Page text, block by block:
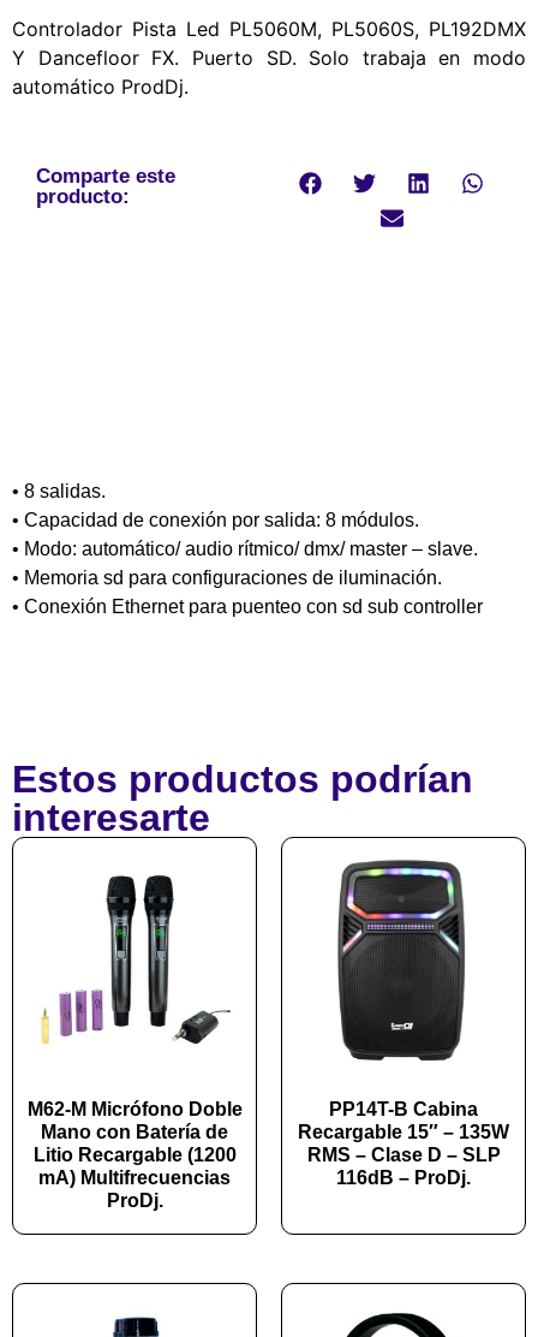
Controlador Pista Led PL5060M, PL5060S, PL192DMX
Y Dancefloor FX. Puerto SD. Solo trabaja en modo
automático ProdDj.
Comparte este
producto:
• 8 salidas.
• Capacidad de conexión por salida: 8 módulos.
• Modo: automático/ audio rítmico/ dmx/ master – slave.
• Memoria sd para configuraciones de iluminación.
• Conexión Ethernet para puenteo con sd sub controller
Estos productos podrían
interesarte
M62-M Micrófono Doble
Mano con Batería de
Litio Recargable (1200
mA) Multifrecuencias
ProDj.
PP14T-B Cabina
Recargable 15″ – 135W
RMS – Clase D – SLP
116dB – ProDj.